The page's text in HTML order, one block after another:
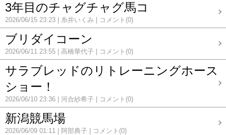
3年目のチャグチャグ馬コ
2026/06/15 23:23 糸井いくみ コメント(0)
ブリダイコーン
2026/06/11 23:55 高橋華代子 コメント(0)
サラブレッドのリトレーニングホース
ショー！
2026/06/10 23:36 河合紗希子 コメント(0)
新潟競馬場
2026/06/09 01:11 阿部典子 コメント(0)